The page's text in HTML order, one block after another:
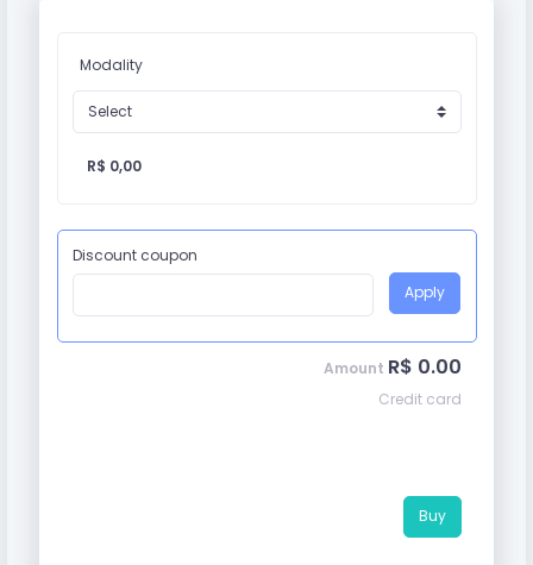
Modality
R$ 0,00
Discount coupon
Apply
Amount R$ 0.00
Credit card
Buy